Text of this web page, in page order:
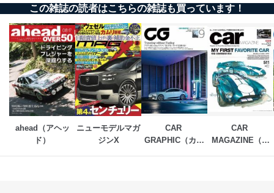
この雑誌の読者はこちらの雑誌も買っています！
ahead（アヘッ
ド）
ニューモデルマガ
ジンX
CAR
GRAPHIC（カー
CAR
MAGAZINE（カ